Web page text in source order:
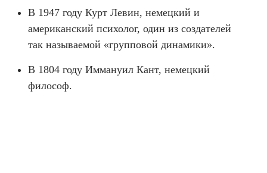
В 1947 году Курт Левин, немецкий и
американский психолог, один из создателей
так называемой «групповой динамики».
В 1804 году Иммануил Кант, немецкий
философ.